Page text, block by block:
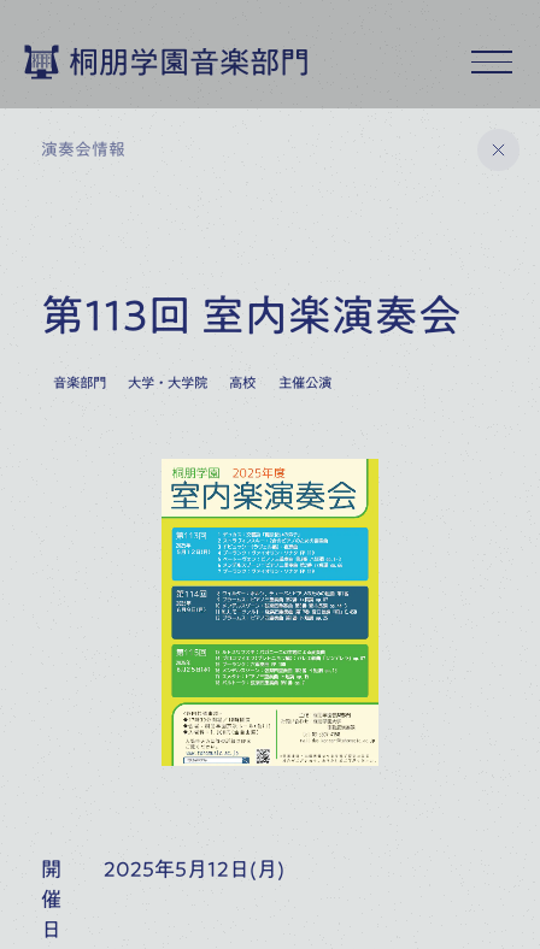
桐朋学園音楽部門
演奏会情報
9月
桐朋アカデミー・オーケストラ
特別演奏会
富山県民会館ホール（富山）
開演
オーケストラ・アカデミー 音楽部門
演奏会情報
第113回 室内楽演奏会
音楽部門 大学・大学院 高校 主催公演
開
催
日
2025年5月12日(月)